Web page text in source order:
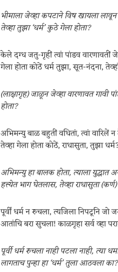
भीमाला जेव्हा कपटाने विष खायला
तेव्हा तुझा ‘धर्म’ कुठे गेला होता?
केले दग्ध जतु-गृहीं त्वां पांडव वारणावतीं
गेला होता कोठें धर्म तुझा, सूत-नंदना,
(लाक्षागृह) जाळून जेव्हा वारणावत गावी
होता?
अभिमन्यु बाळ बहुतीं वधितां, त्वां वारिलें
तेव्हा गेला होता कोठें, राधासुता, तुझा
अभिमन्यु हा बालक होता, त्याला युद्धात
हत्त्येत भाग घेतलास, तेव्हा राधासुता
पूर्वीं धर्म न रुचला, त्यजिला निपटूनि जो
आतांचि बरा सुचला! काळगृहा सर्व व्हा
पूर्वी धर्म रुचला नाही पटला नाही,
लागताच पुन्हा हा ‘धर्म’ तुला आठवला